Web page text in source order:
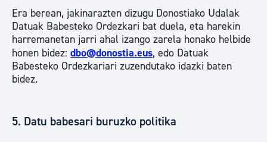
Era berean, jakinarazten dizugu Donostiako Udalak
Datuak Babesteko Ordezkari bat duela, eta harekin
harremanetan jarri ahal izango zarela honako helbide
honen bidez: dbo@donostia.eus, edo Datuak
Babesteko Ordezkariari zuzendutako idazki baten
bidez.
5. Datu babesari buruzko politika